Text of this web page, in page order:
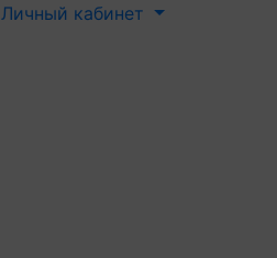
Личный кабинет